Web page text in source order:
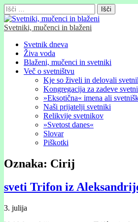
Išči:
Svetniki, mučenci in blaženi
Glavni
meni
Skip
content
Svetnik dneva
Živa voda
Blaženi, mučenci in svetniki
Več o svetništvu
Kje so živeli in delovali
Kongregacija za zadeve
»Eksotična« imena ali
Naši prijatelji svetniki
Relikvije svetnikov
»Svetost danes«
Slovar
Piškotki
Oznaka: Cirij
sveti Trifon iz
3. julija